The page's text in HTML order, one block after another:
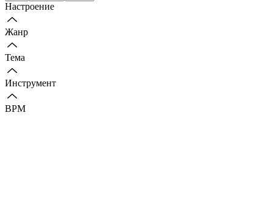
Настроение
Жанр
Тема
Инструмент
BPM